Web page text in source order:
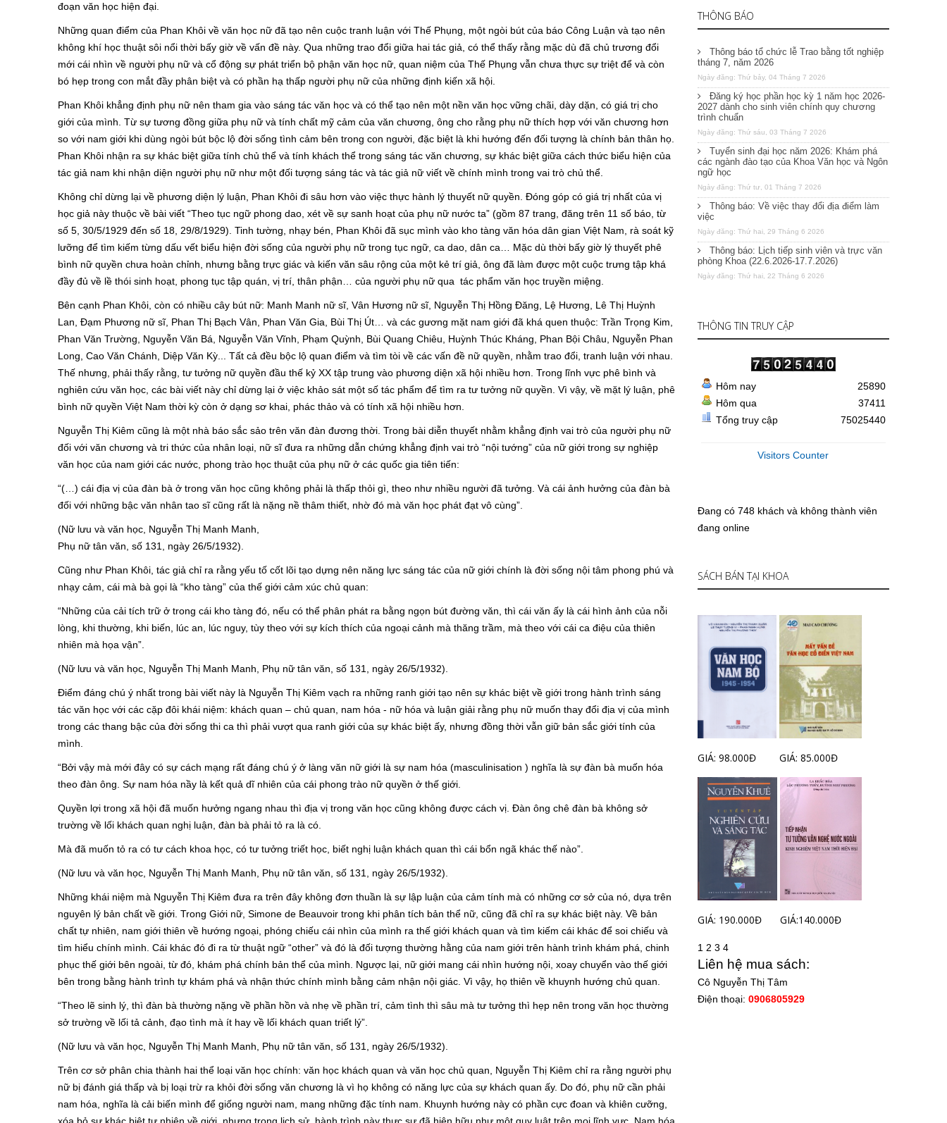
đoạn văn học hiện đại.
Những quan điểm của Phan Khôi về văn học nữ đã tạo nên cuộc tranh luận với Thế Phụng, một ngòi bút của báo Công Luận và tạo nên
không khí học thuật sôi nổi thời bấy giờ về vấn đề này. Qua những trao đổi giữa hai tác giả, có thể thấy rằng mặc dù đã chủ trương đổi
mới cái nhìn về người phụ nữ và cổ động sự phát triển bộ phận văn học nữ, quan niệm của Thế Phụng vẫn chưa thực sự triệt để và còn
bó hẹp trong con mắt đầy phân biệt và có phần hạ thấp người phụ nữ của những định kiến xã hội.
Phan Khôi khẳng định phụ nữ nên tham gia vào sáng tác văn học và có thể tạo nên một nền văn học vững chãi, dày dặn, có giá trị cho
giới của mình. Từ sự tương đồng giữa phụ nữ và tính chất mỹ cảm của văn chương, ông cho rằng phụ nữ thích hợp với văn chương hơn
so với nam giới khi dùng ngòi bút bộc lộ đời sống tình cảm bên trong con người, đặc biệt là khi hướng đến đối tượng là chính bản thân họ.
Phan Khôi nhận ra sự khác biệt giữa tính chủ thể và tính khách thể trong sáng tác văn chương, sự khác biệt giữa cách thức biểu hiện của
tác giả nam khi nhận diện người phụ nữ như một đối tượng sáng tác và tác giả nữ viết về chính mình trong vai trò chủ thể.
Không chỉ dừng lại về phương diện lý luận, Phan Khôi đi sâu hơn vào việc thực hành lý thuyết nữ quyền. Đóng góp có giá trị nhất của vị
học giả này thuộc về bài viết “Theo tục ngữ phong dao, xét về sự sanh hoạt của phụ nữ nước ta” (gồm 87 trang, đăng trên 11 số báo, từ
số 5, 30/5/1929 đến số 18, 29/8/1929). Tinh tường, nhạy bén, Phan Khôi đã sục mình vào kho tàng văn hóa dân gian Việt Nam, rà soát kỹ
lưỡng để tìm kiếm từng dấu vết biểu hiện đời sống của người phụ nữ trong tục ngữ, ca dao, dân ca… Mặc dù thời bấy giờ lý thuyết phê
bình nữ quyền chưa hoàn chỉnh, nhưng bằng trực giác và kiến văn sâu rộng của một kẻ trí giả, ông đã làm được một cuộc trưng tập khá
đầy đủ về lề thói sinh hoạt, phong tục tập quán, vị trí, thân phận… của người phụ nữ qua tác phẩm văn học truyền miệng.
Bên cạnh Phan Khôi, còn có nhiều cây bút nữ: Manh Manh nữ sĩ, Vân Hương nữ sĩ, Nguyễn Thị Hồng Đăng, Lệ Hương, Lê Thị Huỳnh
Lan, Đạm Phương nữ sĩ, Phan Thị Bạch Vân, Phan Văn Gia, Bùi Thị Út… và các gương mặt nam giới đã khá quen thuộc: Trần Trọng Kim,
Phan Văn Trường, Nguyễn Văn Bá, Nguyễn Văn Vĩnh, Phạm Quỳnh, Bùi Quang Chiêu, Huỳnh Thúc Kháng, Phan Bội Châu, Nguyễn Phan
Long, Cao Văn Chánh, Diệp Văn Kỳ... Tất cả đều bộc lộ quan điểm và tìm tòi về các vấn đề nữ quyền, nhằm trao đổi, tranh luận với nhau.
Thế nhưng, phải thấy rằng, tư tưởng nữ quyền đầu thế kỷ XX tập trung vào phương diện xã hội nhiều hơn. Trong lĩnh vực phê bình và
nghiên cứu văn học, các bài viết này chỉ dừng lại ở việc khảo sát một số tác phẩm để tìm ra tư tưởng nữ quyền. Vì vậy, về mặt lý luận, phê
bình nữ quyền Việt Nam thời kỳ còn ở dạng sơ khai, phác thảo và có tính xã hội nhiều hơn.
Nguyễn Thị Kiêm cũng là một nhà báo sắc sảo trên văn đàn đương thời. Trong bài diễn thuyết nhằm khẳng định vai trò của người phụ nữ
đối với văn chương và tri thức của nhân loại, nữ sĩ đưa ra những dẫn chứng khẳng định vai trò “nội tướng” của nữ giới trong sự nghiệp
văn học của nam giới các nước, phong trào học thuật của phụ nữ ở các quốc gia tiên tiến:
“(…) cái địa vị của đàn bà ở trong văn học cũng không phải là thấp thỏi gì, theo như nhiều người đã tưởng. Và cái ảnh hưởng của đàn bà
đối với những bậc văn nhân tao sĩ cũng rất là nặng nề thâm thiết, nhờ đó mà văn học phát đạt vô cùng”.
(Nữ lưu và văn học, Nguyễn Thị Manh Manh,
Phụ nữ tân văn, số 131, ngày 26/5/1932).
Cũng như Phan Khôi, tác giả chỉ ra rằng yếu tố cốt lõi tạo dựng nên năng lực sáng tác của nữ giới chính là đời sống nội tâm phong phú và
nhạy cảm, cái mà bà gọi là “kho tàng” của thế giới cảm xúc chủ quan:
“Những của cải tích trữ ở trong cái kho tàng đó, nếu có thể phân phát ra bằng ngọn bút đường văn, thì cái văn ấy là cái hình ảnh của nỗi
lòng, khi thường, khi biến, lúc an, lúc nguy, tùy theo với sự kích thích của ngoại cảnh mà thăng trầm, mà theo với cái ca điệu của thiên
nhiên mà họa vận”.
(Nữ lưu và văn học, Nguyễn Thị Manh Manh, Phụ nữ tân văn, số 131, ngày 26/5/1932).
Điểm đáng chú ý nhất trong bài viết này là Nguyễn Thị Kiêm vạch ra những ranh giới tạo nên sự khác biệt về giới trong hành trình sáng
tác văn học với các cặp đôi khái niệm: khách quan – chủ quan, nam hóa - nữ hóa và luận giải rằng phụ nữ muốn thay đổi địa vị của mình
trong các thang bậc của đời sống thi ca thì phải vượt qua ranh giới của sự khác biệt ấy, nhưng đồng thời vẫn giữ bản sắc giới tính của
mình.
“Bởi vậy mà mới đây có sự cách mạng rất đáng chú ý ở làng văn nữ giới là sự nam hóa (masculinisation ) nghĩa là sự đàn bà muốn hóa
theo đàn ông. Sự nam hóa nầy là kết quả dĩ nhiên của cái phong trào nữ quyền ở thế giới.
Quyền lợi trong xã hội đã muốn hưởng ngang nhau thì địa vị trong văn học cũng không được cách vị. Đàn ông chê đàn bà không sở
trường về lối khách quan nghị luận, đàn bà phải tỏ ra là có.
Mà đã muốn tỏ ra có tư cách khoa học, có tư tưởng triết học, biết nghị luận khách quan thì cái bổn ngã khác thế nào”.
(Nữ lưu và văn học, Nguyễn Thị Manh Manh, Phụ nữ tân văn, số 131, ngày 26/5/1932).
Những khái niệm mà Nguyễn Thị Kiêm đưa ra trên đây không đơn thuần là sự lập luận của cảm tính mà có những cơ sở của nó, dựa trên
nguyên lý bản chất về giới. Trong Giới nữ, Simone de Beauvoir trong khi phân tích bản thể nữ, cũng đã chỉ ra sự khác biệt này. Về bản
chất tự nhiên, nam giới thiên về hướng ngoại, phóng chiếu cái nhìn của mình ra thế giới khách quan và tìm kiếm cái khác để soi chiếu và
tìm hiểu chính mình. Cái khác đó đi ra từ thuật ngữ “other” và đó là đối tượng thường hằng của nam giới trên hành trình khám phá, chinh
phục thế giới bên ngoài, từ đó, khám phá chính bản thể của mình. Ngược lại, nữ giới mang cái nhìn hướng nội, xoay chuyển vào thế giới
bên trong bằng hành trình tự khám phá và nhận thức chính mình bằng cảm nhận nội giác. Vì vậy, họ thiên về khuynh hướng chủ quan.
“Theo lẽ sinh lý, thì đàn bà thường nặng về phần hồn và nhẹ về phần trí, cảm tình thì sâu mà tư tưởng thì hẹp nên trong văn học thường
sở trường về lối tả cảnh, đạo tình mà ít hay về lối khách quan triết lý”.
(Nữ lưu và văn học, Nguyễn Thị Manh Manh, Phụ nữ tân văn, số 131, ngày 26/5/1932).
Trên cơ sở phân chia thành hai thể loại văn học chính: văn học khách quan và văn học chủ quan, Nguyễn Thị Kiêm chỉ ra rằng người phụ
nữ bị đánh giá thấp và bị loại trừ ra khỏi đời sống văn chương là vì họ không có năng lực của sự khách quan ấy. Do đó, phụ nữ cần phải
nam hóa, nghĩa là cải biến mình để giống người nam, mang những đặc tính nam. Khuynh hướng này có phần cực đoan và khiên cưỡng,
THÔNG BÁO
Thông báo tổ chức lễ Trao bằng tốt nghiệp
tháng 7, năm 2026
Ngày đăng: Thứ bảy, 04 Tháng 7 2026
Đăng ký học phần học kỳ 1 năm học 2026-
2027 dành cho sinh viên chính quy chương
trình chuẩn
Ngày đăng: Thứ sáu, 03 Tháng 7 2026
Tuyển sinh đại học năm 2026: Khám phá
các ngành đào tạo của Khoa Văn học và Ngôn
ngữ học
Ngày đăng: Thứ tư, 01 Tháng 7 2026
Thông báo: Về việc thay đổi địa điểm làm
việc
Ngày đăng: Thứ hai, 29 Tháng 6 2026
Thông báo: Lịch tiếp sinh viên và trực văn
phòng Khoa (22.6.2026-17.7.2026)
Ngày đăng: Thứ hai, 22 Tháng 6 2026
THÔNG TIN TRUY CẬP
Hôm nay
Hôm qua
Tổng truy cập
25890
37411
75025440
Visitors Counter
Đang có 748 khách và không thành viên
đang online
SÁCH BÁN TẠI KHOA
GIÁ: 98.000Đ GIÁ: 85.000Đ
GIÁ: 190.000Đ GIÁ:140.000Đ
1 2 3 4
Liên hệ mua sách:
Cô Nguyễn Thị Tâm
Điện thoại: 0906805929